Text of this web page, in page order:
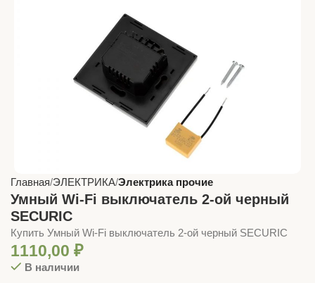
Главная ЭЛЕКТРИКА Электрика прочие
Умный Wi-Fi выключатель 2-ой черный
SECURIC
Купить Умный Wi-Fi выключатель 2-ой черный SECURIC
1110,00 ₽
В наличии